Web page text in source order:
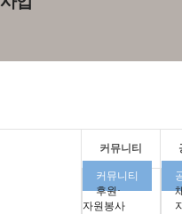
커뮤니티
커뮤니티
후원·
자원봉사